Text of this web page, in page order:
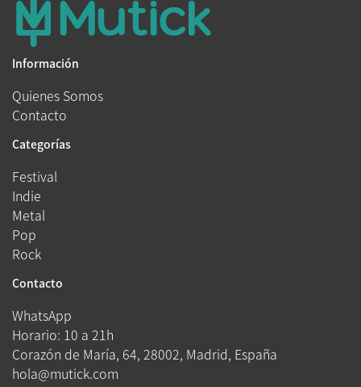
Información
Quienes Somos
Contacto
Categorías
Festival
Indie
Metal
Pop
Rock
Contacto
WhatsApp
Horario: 10 a 21h
Corazón de María, 64, 28002, Madrid, España
hola@mutick.com